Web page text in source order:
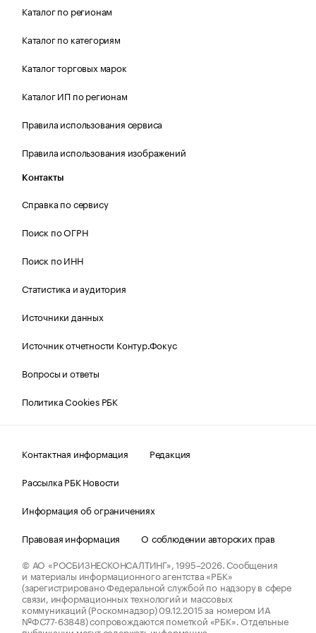
Каталог по регионам
Каталог по категориям
Каталог торговых марок
Каталог ИП по регионам
Правила использования сервиса
Правила использования изображений
Контакты
Справка по сервису
Поиск по ОГРН
Поиск по ИНН
Статистика и аудитория
Источники данных
Источник отчетности Контур.Фокус
Вопросы и ответы
Политика Cookies РБК
Контактная информация
Редакция
Рассылка РБК Новости
Информация об ограничениях
Правовая информация
О соблюдении авторских прав
© АО «РОСБИЗНЕСКОНСАЛТИНГ»,1995–2026.Сообщения
и материалы информационного агентства «РБК»
(зарегистрировано Федеральной службой по надзору в сфере
связи, информационных технологий и массовых
коммуникаций (Роскомнадзор) 09.12.2015 за номером ИА
№ФС77-63848) сопровождаются пометкой «РБК». Отдельные